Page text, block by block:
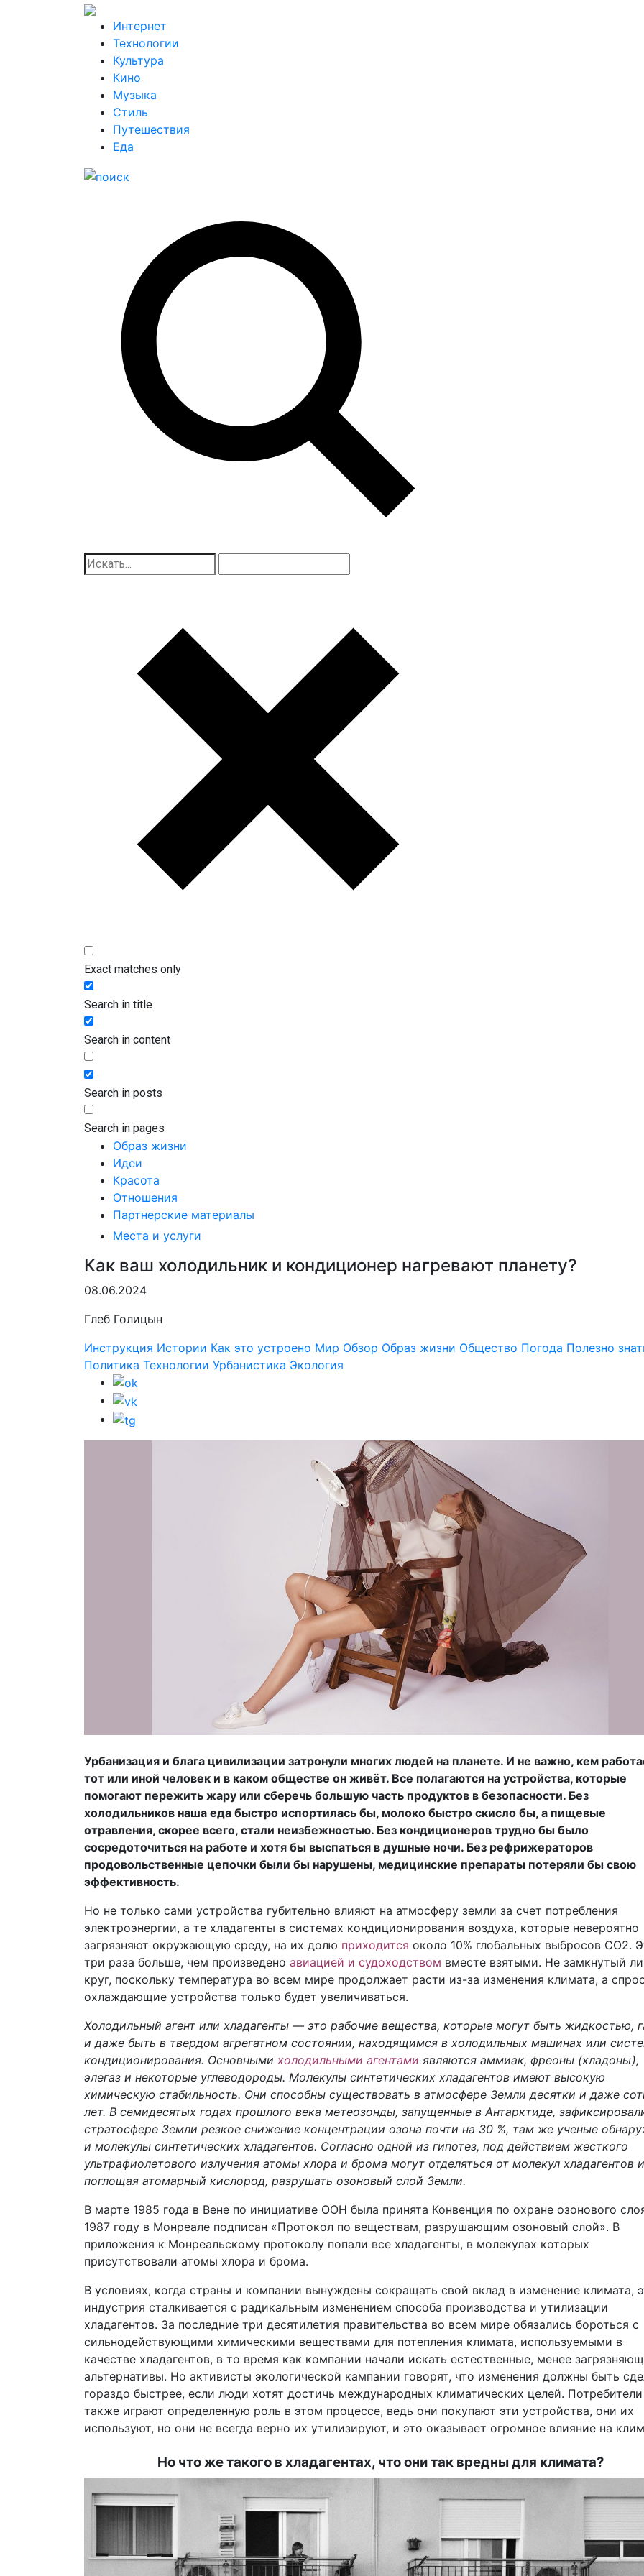
Интернет
Технологии
Культура
Кино
Музыка
Стиль
Путешествия
Еда
Exact matches only
Search in title
Search in content
Search in posts
Search in pages
Образ жизни
Идеи
Красота
Отношения
Партнерские материалы
Места и услуги
Как ваш холодильник и кондиционер нагревают планету?
08.06.2024
Глеб Голицын
Инструкция Истории Как это устроено Мир Обзор Образ жизни Общество Погода Полезно
Политика Технологии Урбанистика Экология
Урбанизация и блага цивилизации затронули многих людей на планете. И не важно, кем
тот или иной человек и в каком обществе он живёт. Все полагаются на устройства, которые
помогают пережить жару или сберечь большую часть продуктов в безопасности. Без
холодильников наша еда быстро испортилась бы, молоко быстро скисло бы, а пищевые
отравления, скорее всего, стали неизбежностью. Без кондиционеров трудно бы было
сосредоточиться на работе и хотя бы выспаться в душные ночи. Без рефрижераторов
продовольственные цепочки были бы нарушены, медицинские препараты потеряли бы свою
эффективность.
Но не только сами устройства губительно влияют на атмосферу земли за счет потребления
электроэнергии, а те хладагенты в системах кондиционирования воздуха, которые невероятно
загрязняют окружающую среду, на их долю приходится около 10% глобальных выбросов CO2.
три раза больше, чем произведено авиацией и судоходством вместе взятыми. Не замкнутый
круг, поскольку температура во всем мире продолжает расти из-за изменения климата, а
охлаждающие устройства только будет увеличиваться.
Холодильный агент или хладагенты — это рабочие вещества, которые могут быть жидкостью,
и даже быть в твердом агрегатном состоянии, находящимся в холодильных машинах или
кондиционирования. Основными холодильными агентами являются аммиак, фреоны (хладоны),
элегаз и некоторые углеводороды. Молекулы синтетических хладагентов имеют высокую
химическую стабильность. Они способны существовать в атмосфере Земли десятки и даже
лет. В семидесятых годах прошлого века метеозонды, запущенные в Антарктиде,
стратосфере Земли резкое снижение концентрации озона почти на 30 %, там же ученые
и молекулы синтетических хладагентов. Согласно одной из гипотез, под действием жесткого
ультрафиолетового излучения атомы хлора и брома могут отделяться от молекул хладагентов
поглощая атомарный кислород, разрушать озоновый слой Земли.
В марте 1985 года в Вене по инициативе ООН была принята Конвенция по охране озонового
1987 году в Монреале подписан «Протокол по веществам, разрушающим озоновый слой». В
приложения к Монреальскому протоколу попали все хладагенты, в молекулах которых
присутствовали атомы хлора и брома.
В условиях, когда страны и компании вынуждены сокращать свой вклад в изменение климата,
индустрия сталкивается с радикальным изменением способа производства и утилизации
хладагентов. За последние три десятилетия правительства во всем мире обязались бороться с
сильнодействующими химическими веществами для потепления климата, используемыми в
качестве хладагентов, в то время как компании начали искать естественные, менее
альтернативы. Но активисты экологической кампании говорят, что изменения должны быть
гораздо быстрее, если люди хотят достичь международных климатических целей. Потребители
также играют определенную роль в этом процессе, ведь они покупают эти устройства, они их
используют, но они не всегда верно их утилизируют, и это оказывает огромное влияние на
Но что же такого в хладагентах, что они так вредны для климата?